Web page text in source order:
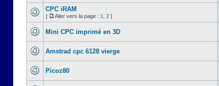
CPC iRAM
[ Aller vers la page : 1 2 ]
Mini CPC imprimé en 3D
Amstrad cpc 6128 vierge
Picoz80